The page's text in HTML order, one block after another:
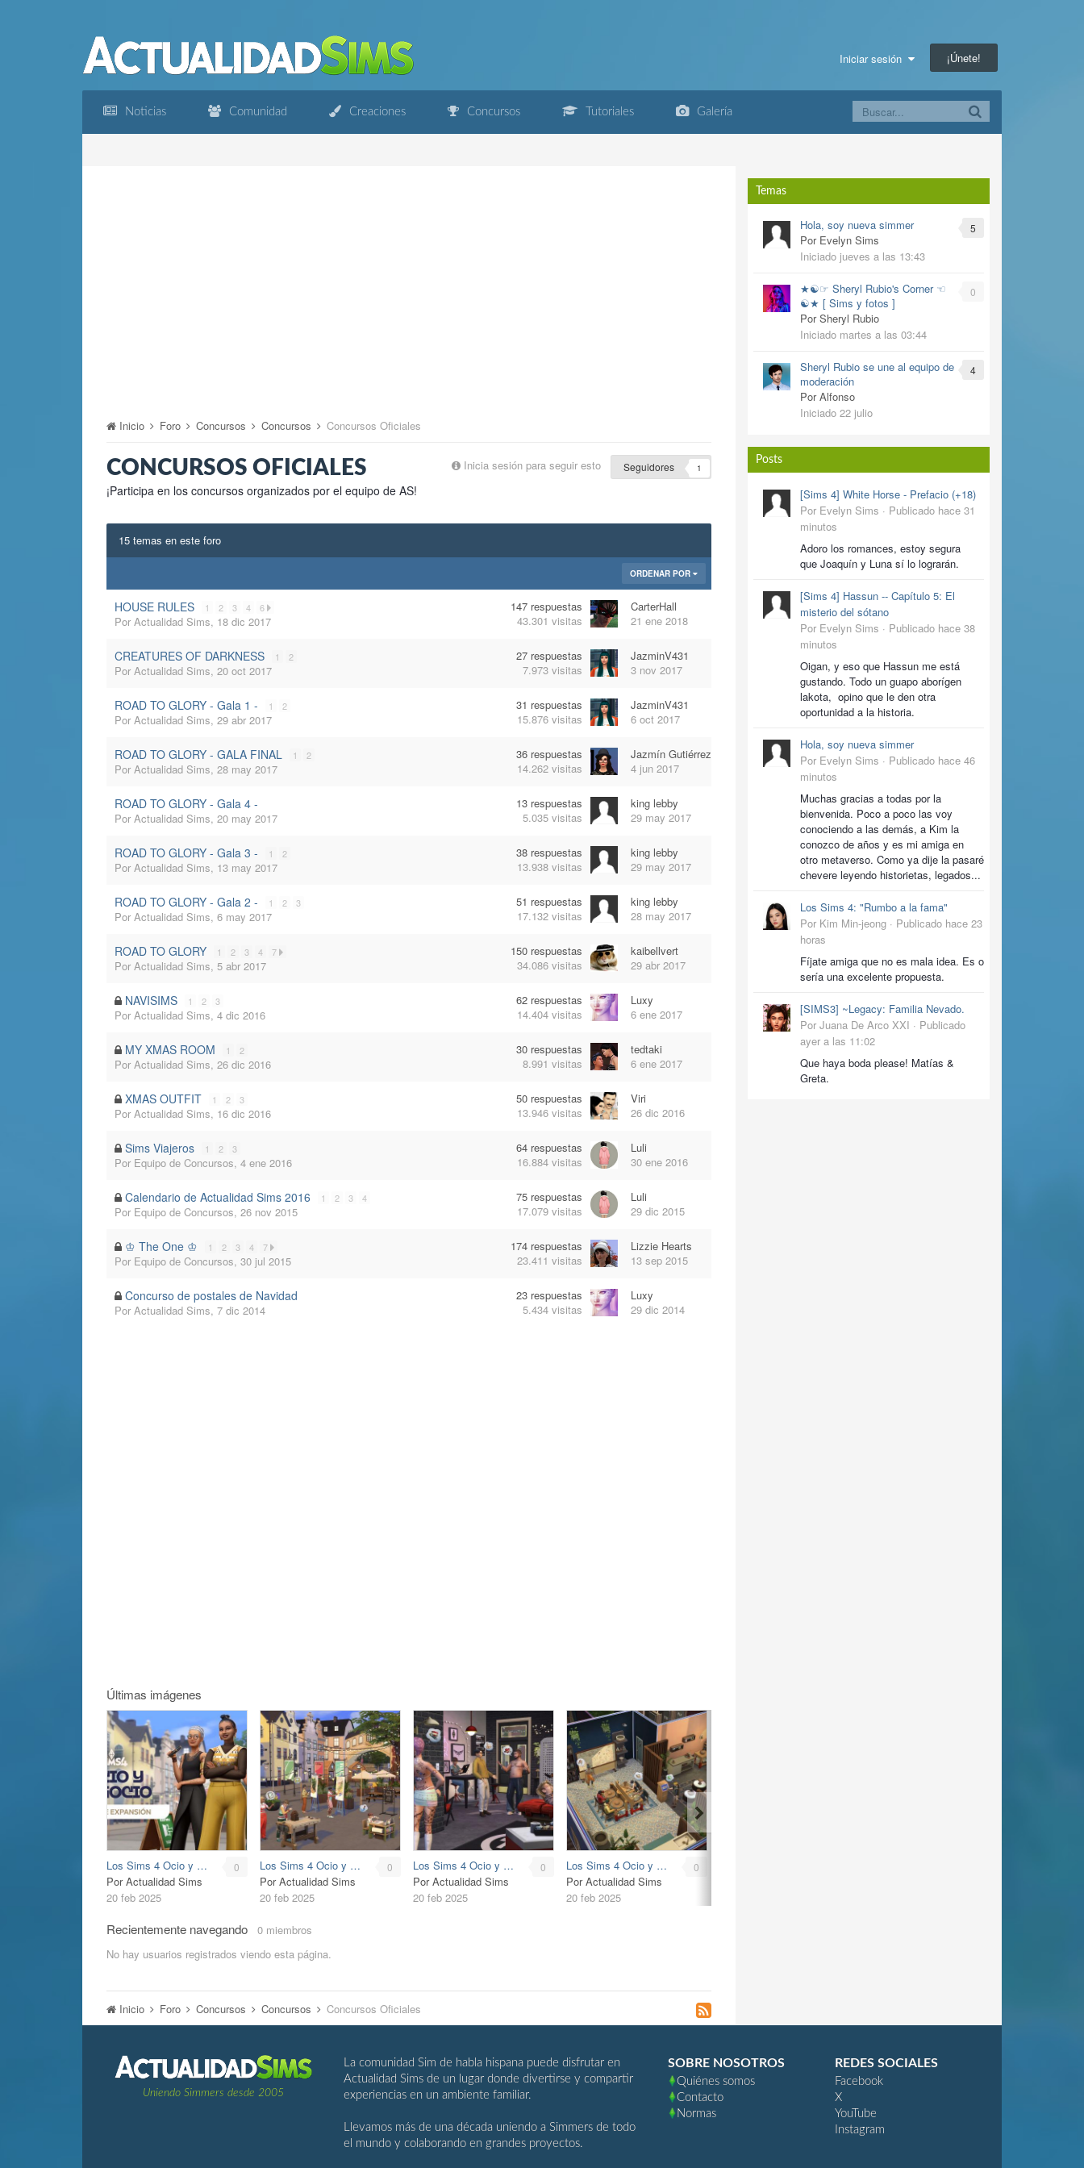
Iniciar sesión ¡Únete!
Noticias Comunidad Creaciones Concursos Tutoriales Galería
Inicio Foro Concursos Concursos Concursos Oficiales
CONCURSOS OFICIALES Inicia sesión para seguir esto Seguidores 1
¡Participa en los concursos organizados por el equipo de AS!
15 temas en este foro
ORDENAR POR
HOUSE RULES 1 2 3 4 6
Por Actualidad Sims, 18 dic 2017
147 respuestas
43.301 visitas
CarterHall
21 ene 2018
CREATURES OF DARKNESS 1 2
Por Actualidad Sims, 20 oct 2017
27 respuestas
7.973 visitas
JazminV431
3 nov 2017
ROAD TO GLORY - Gala 1 - 1 2
Por Actualidad Sims, 29 abr 2017
31 respuestas
15.876 visitas
JazminV431
6 oct 2017
ROAD TO GLORY - GALA FINAL 1 2
Por Actualidad Sims, 28 may 2017
36 respuestas
14.262 visitas
Jazmín Gutiérrez
4 jun 2017
ROAD TO GLORY - Gala 4 -
Por Actualidad Sims, 20 may 2017
13 respuestas
5.035 visitas
king lebby
29 may 2017
ROAD TO GLORY - Gala 3 - 1 2
Por Actualidad Sims, 13 may 2017
38 respuestas
13.938 visitas
king lebby
29 may 2017
ROAD TO GLORY - Gala 2 - 1 2 3
Por Actualidad Sims, 6 may 2017
51 respuestas
17.132 visitas
king lebby
28 may 2017
ROAD TO GLORY 1 2 3 4 7
Por Actualidad Sims, 5 abr 2017
150 respuestas
34.086 visitas
kaibellvert
29 abr 2017
NAVISIMS 1 2 3
Por Actualidad Sims, 4 dic 2016
62 respuestas
14.404 visitas
Luxy
6 ene 2017
MY XMAS ROOM 1 2
Por Actualidad Sims, 26 dic 2016
30 respuestas
8.991 visitas
tedtaki
6 ene 2017
XMAS OUTFIT 1 2 3
Por Actualidad Sims, 16 dic 2016
50 respuestas
13.946 visitas
Viri
26 dic 2016
Sims Viajeros 1 2 3
Por Equipo de Concursos, 4 ene 2016
64 respuestas
16.884 visitas
Luli
30 ene 2016
Calendario de Actualidad Sims 2016 1 2 3 4
Por Equipo de Concursos, 26 nov 2015
75 respuestas
17.079 visitas
Luli
29 dic 2015
♔ The One ♔ 1 2 3 4 7
Por Equipo de Concursos, 30 jul 2015
174 respuestas
23.411 visitas
Lizzie Hearts
13 sep 2015
Concurso de postales de Navidad
Por Actualidad Sims, 7 dic 2014
23 respuestas
5.434 visitas
Luxy
29 dic 2014
Últimas imágenes
0
Los Sims 4 Ocio y Negocio
Por Actualidad Sims
20 feb 2025
0
Los Sims 4 Ocio y Negocio
Por Actualidad Sims
20 feb 2025
0
Los Sims 4 Ocio y Negocio
Por Actualidad Sims
20 feb 2025
0
Los Sims 4 Ocio y Negocio
Por Actualidad Sims
20 feb 2025
Recientemente navegando 0 miembros
No hay usuarios registrados viendo esta página.
Inicio Foro Concursos Concursos Concursos Oficiales
Temas
5
Hola, soy nueva simmer
Por Evelyn Sims
Iniciado jueves a las 13:43
0
★☯☞ Sheryl Rubio's Corner ☜
☯★ [ Sims y fotos ]
Por Sheryl Rubio
Iniciado martes a las 03:44
4
Sheryl Rubio se une al equipo de
moderación
Por Alfonso
Iniciado 22 julio
Posts
[Sims 4] White Horse - Prefacio (+18)
Por Evelyn Sims · Publicado hace 31
minutos
Adoro los romances, estoy segura
que Joaquín y Luna sí lo lograrán.
[Sims 4] Hassun -- Capítulo 5: El
misterio del sótano
Por Evelyn Sims · Publicado hace 38
minutos
Oigan, y eso que Hassun me está
gustando. Todo un guapo aborígen
lakota, opino que le den otra
oportunidad a la historia.
Hola, soy nueva simmer
Por Evelyn Sims · Publicado hace 46
minutos
Muchas gracias a todas por la
bienvenida. Poco a poco las voy
conociendo a las demás, a Kim la
conozco de años y es mi amiga en
otro metaverso. Como ya dije la pasaré
chevere leyendo historietas, legados...
Los Sims 4: "Rumbo a la fama"
Por Kim Min-jeong · Publicado hace 23
horas
Fíjate amiga que no es mala idea. Es o
sería una excelente propuesta.
[SIMS3] ~Legacy: Familia Nevado.
Por Juana De Arco XXI · Publicado
ayer a las 11:02
Que haya boda please! Matías &
Greta.
Uniendo Simmers desde 2005
La comunidad Sim de habla hispana puede disfrutar en
Actualidad Sims de un lugar donde divertirse y compartir
experiencias en un ambiente familiar.
Llevamos más de una década uniendo a Simmers de todo
el mundo y colaborando en grandes proyectos.
SOBRE NOSOTROS
Quiénes somos
Contacto
Normas
REDES SOCIALES
Facebook
X
YouTube
Instagram